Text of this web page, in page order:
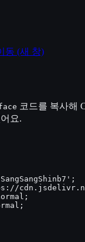
동 (새 창)
코드를 복사해
요.